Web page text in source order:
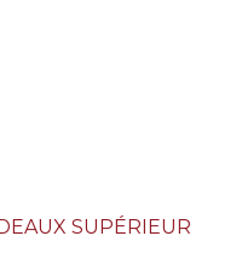
SUPÉRIEUR